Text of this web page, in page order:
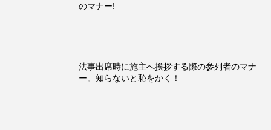
のマナー!
法事出席時に施主へ挨拶する際の参列者のマナ
ー。知らないと恥をかく！